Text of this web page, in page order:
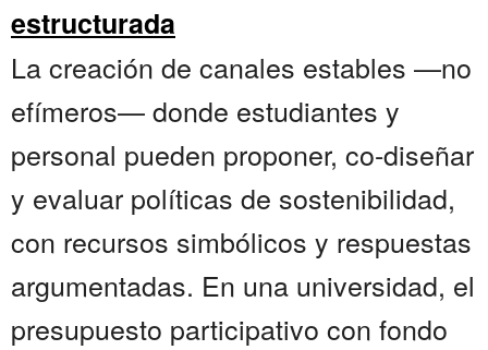
estructurada
La creación de canales estables —no
efímeros— donde estudiantes y
personal pueden proponer, co-diseñar
y evaluar políticas de sostenibilidad,
con recursos simbólicos y respuestas
argumentadas. En una universidad, el
presupuesto participativo con fondo